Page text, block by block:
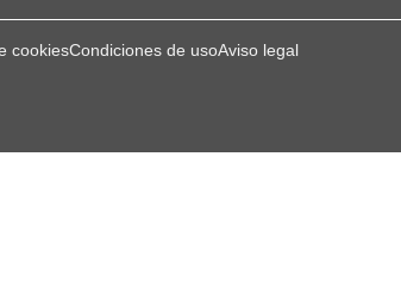
cookiesCondiciones de usoAviso legal